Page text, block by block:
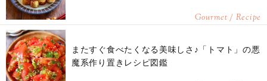
Gourmet / Recipe
またすぐ食べたくなる美味しさ♪「トマト」の悪
魔系作り置きレシピ図鑑